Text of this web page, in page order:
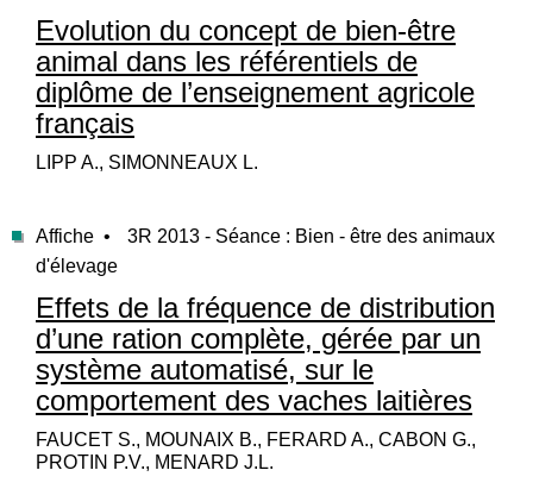
Evolution du concept de bien-être
animal dans les référentiels de
diplôme de l’enseignement agricole
français
LIPP A., SIMONNEAUX L.
Affiche •
3R 2013 - Séance : Bien - être des animaux
d'élevage
Effets de la fréquence de distribution
d’une ration complète, gérée par un
système automatisé, sur le
comportement des vaches laitières
FAUCET S., MOUNAIX B., FERARD A., CABON G.,
PROTIN P.V., MENARD J.L.